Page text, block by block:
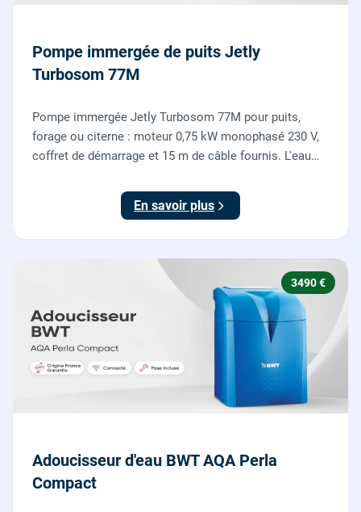
Pompe immergée de puits Jetly
Turbosom 77M
Pompe immergée Jetly Turbosom 77M pour puits,
forage ou citerne : moteur 0,75 kW monophasé 230 V,
coffret de démarrage et 15 m de câble fournis. L'eau
et posée par nos plombiers.
En savoir plus
3490 €
Adoucisseur d'eau BWT AQA Perla
Compact